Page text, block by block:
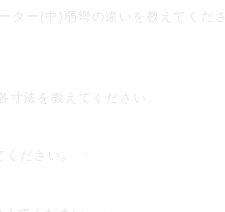
ー(中)弱彎の違いを教えてくださ
法を教えてください。
ださい。